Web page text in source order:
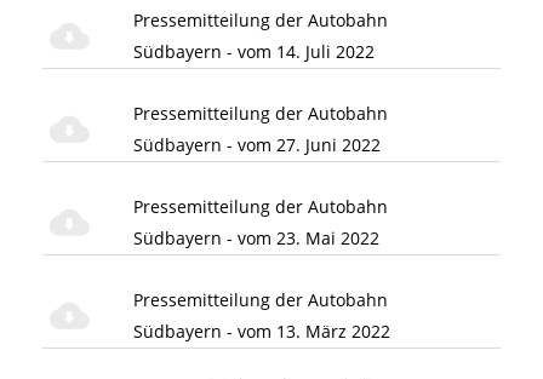
Pressemitteilung der Autobahn
Südbayern - vom 14. Juli 2022
Pressemitteilung der Autobahn
Südbayern - vom 27. Juni 2022
Pressemitteilung der Autobahn
Südbayern - vom 23. Mai 2022
Pressemitteilung der Autobahn
Südbayern - vom 13. März 2022